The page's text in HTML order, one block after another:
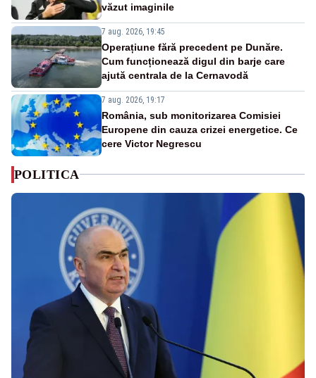
văzut imaginile
7 aug. 2026, 19:45
Operațiune fără precedent pe Dunăre.
Cum funcționează digul din barje care
ajută centrala de la Cernavodă
7 aug. 2026, 19:17
România, sub monitorizarea Comisiei
Europene din cauza crizei energetice. Ce
cere Victor Negrescu
POLITICA